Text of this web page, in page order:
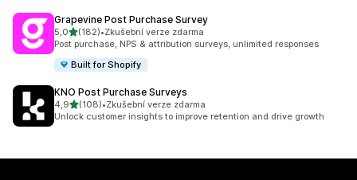
Grapevine Post Purchase Survey
5,0z 5 hvězd
(182)
Celkový počet recenzí: 182
•Zkušební verze zdarma
Post purchase, NPS & attribution surveys, unlimited responses
Built for Shopify
KNO Post Purchase Surveys
4,9z 5 hvězd
(108)
Celkový počet recenzí: 108
•Zkušební verze zdarma
Unlock customer insights to improve retention and drive growth